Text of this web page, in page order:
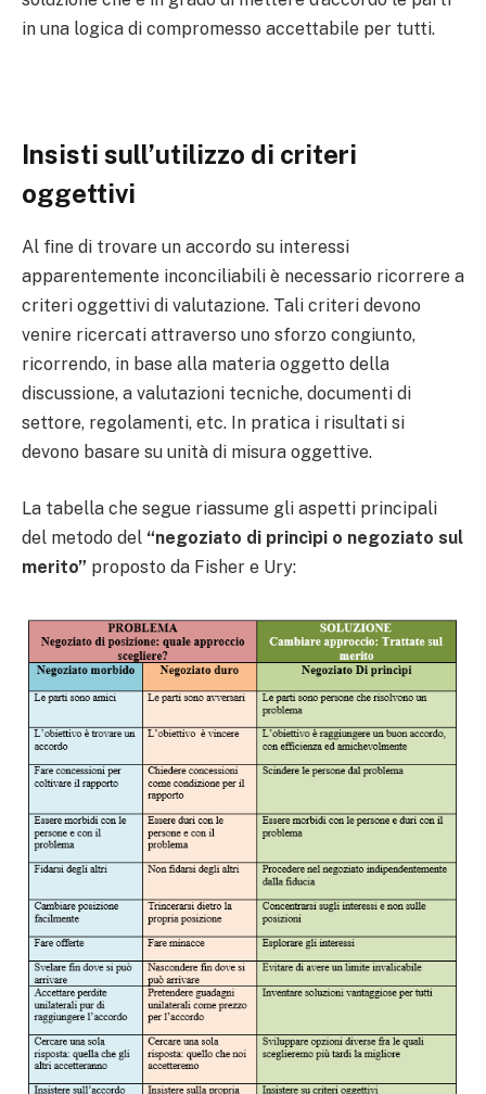
in una logica di compromesso accettabile per tutti.
Insisti sull’utilizzo di criteri
oggettivi
Al fine di trovare un accordo su interessi
apparentemente inconciliabili è necessario ricorrere a
criteri oggettivi di valutazione. Tali criteri devono
venire ricercati attraverso uno sforzo congiunto,
ricorrendo, in base alla materia oggetto della
discussione, a valutazioni tecniche, documenti di
settore, regolamenti, etc. In pratica i risultati si
devono basare su unità di misura oggettive.
La tabella che segue riassume gli aspetti principali
del metodo del “negoziato di princìpi o negoziato sul
merito” proposto da Fisher e Ury: